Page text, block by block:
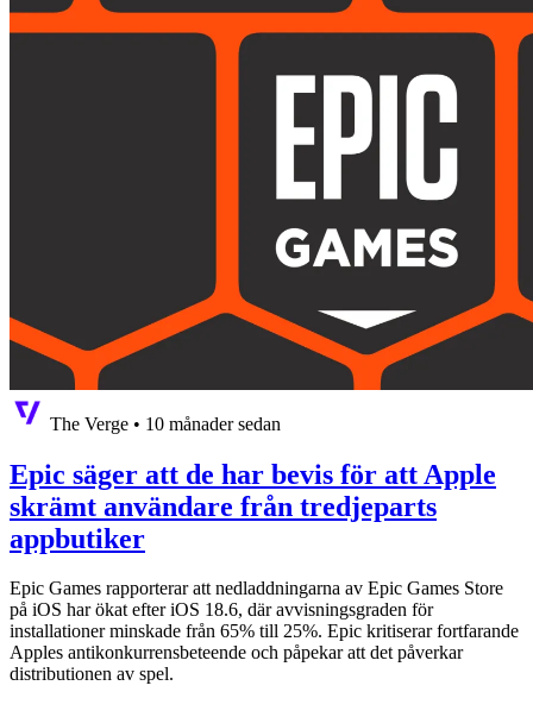
The Verge • 10 månader sedan
Epic säger att de har bevis för att Apple
skrämt användare från tredjeparts
appbutiker
Epic Games rapporterar att nedladdningarna av Epic Games Store
på iOS har ökat efter iOS 18.6, där avvisningsgraden för
installationer minskade från 65% till 25%. Epic kritiserar fortfarande
Apples antikonkurrensbeteende och påpekar att det påverkar
distributionen av spel.